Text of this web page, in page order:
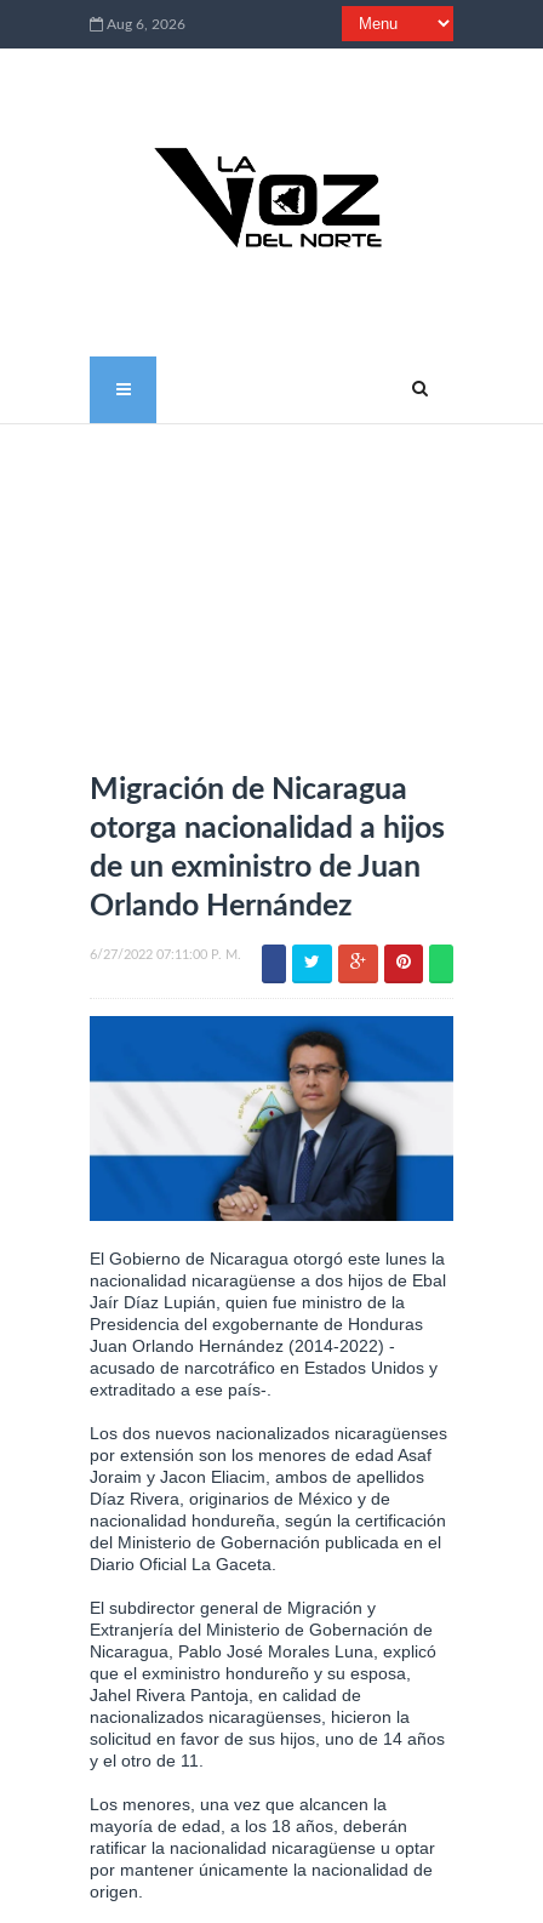
Aug 6, 2026
Migración de Nicaragua
otorga nacionalidad a hijos
de un exministro de Juan
Orlando Hernández
6/27/2022 07:11:00 P. M.
El Gobierno de Nicaragua otorgó este lunes la
nacionalidad nicaragüense a dos hijos de Ebal
Jaír Díaz Lupián, quien fue ministro de la
Presidencia del exgobernante de Honduras
Juan Orlando Hernández (2014-2022) -
acusado de narcotráfico en Estados Unidos y
extraditado a ese país-.
Los dos nuevos nacionalizados nicaragüenses
por extensión son los menores de edad Asaf
Joraim y Jacon Eliacim, ambos de apellidos
Díaz Rivera, originarios de México y de
nacionalidad hondureña, según la certificación
del Ministerio de Gobernación publicada en el
Diario Oficial La Gaceta.
El subdirector general de Migración y
Extranjería del Ministerio de Gobernación de
Nicaragua, Pablo José Morales Luna, explicó
que el exministro hondureño y su esposa,
Jahel Rivera Pantoja, en calidad de
nacionalizados nicaragüenses, hicieron la
solicitud en favor de sus hijos, uno de 14 años
y el otro de 11.
Los menores, una vez que alcancen la
mayoría de edad, a los 18 años, deberán
ratificar la nacionalidad nicaragüense u optar
por mantener únicamente la nacionalidad de
origen.